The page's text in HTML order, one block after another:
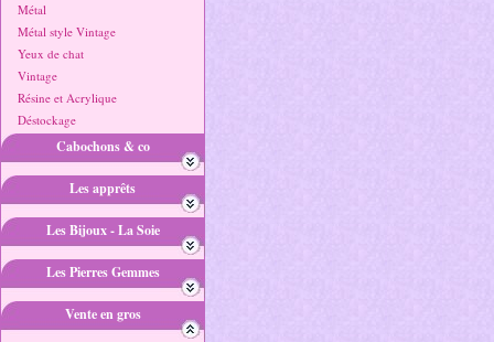
Métal
Métal style Vintage
Yeux de chat
Vintage
Résine et Acrylique
Déstockage
Cabochons & co
Les apprêts
Les Bijoux - La Soie
Les Pierres Gemmes
Vente en gros